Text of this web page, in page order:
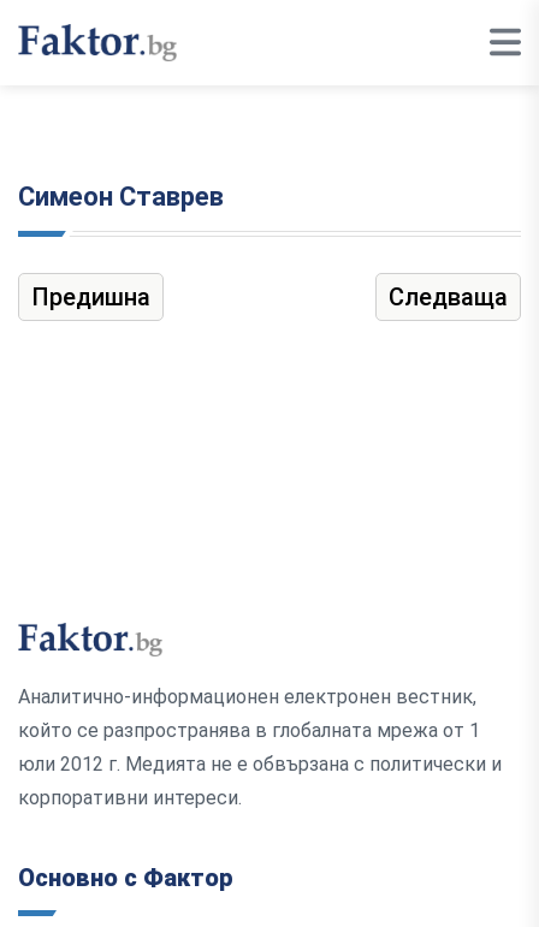
Симеон Ставрев
Предишна Следваща
Аналитично-информационен електронен вестник,
който се разпространява в глобалната мрежа от 1
юли 2012 г. Медията не е обвързана с политически и
корпоративни интереси.
Основно с Фактор